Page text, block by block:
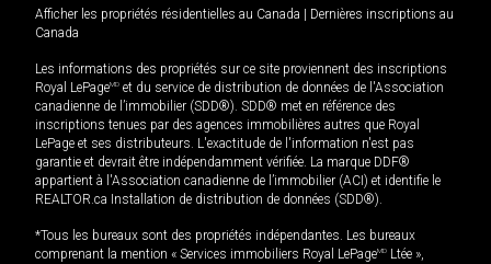
Afficher les propriétés résidentielles au Canada
Dernières inscriptions au
Canada
Les informations des propriétés sur ce site proviennent des inscriptions
Royal LePageMD et du service de distribution de données de l'Association
canadienne de l’immobilier (SDD®). SDD® met en référence des
inscriptions tenues par des agences immobilières autres que Royal
LePage et ses distributeurs. L'exactitude de l'information n'est pas
garantie et devrait être indépendamment vérifiée. La marque DDF®
appartient à l'Association canadienne de l’immobilier (ACI) et identifie le
REALTOR.ca Installation de distribution de données (SDD®).
*Tous les bureaux sont des propriétés indépendantes. Les bureaux
comprenant la mention « Services immobiliers Royal LePageMD Ltée »,